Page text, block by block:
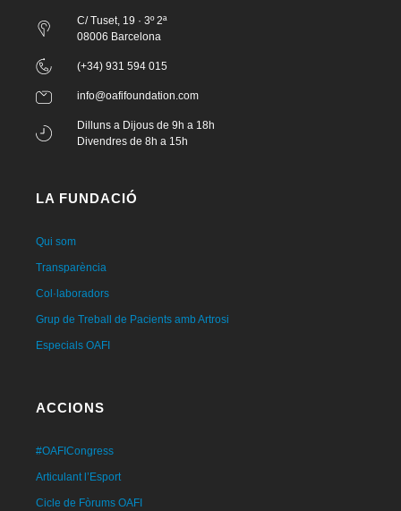
C/ Tuset, 19 · 3º 2ª
08006 Barcelona
(+34) 931 594 015
info@oafifoundation.com
Dilluns a Dijous de 9h a 18h
Divendres de 8h a 15h
LA FUNDACIÓ
Qui som
Transparència
Col·laboradors
Grup de Treball de Pacients amb Artrosi
Especials OAFI
ACCIONS
#OAFICongress
Articulant l’Esport
Cicle de Fòrums OAFI